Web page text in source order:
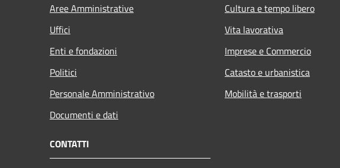
Aree Amministrative
Uffici
Enti e fondazioni
Politici
Personale Amministrativo
Documenti e dati
Cultura e tempo libero
Vita lavorativa
Imprese e Commercio
Catasto e urbanistica
Mobilità e trasporti
CONTATTI